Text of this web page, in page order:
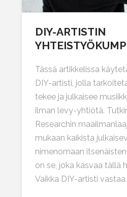
DIY-ARTISTIN
Tässä artikkelissa
DIY-artisti, jolla
tekee ja julkaisee
ilman levy-yhtiötä.
Researchin
mukaan kaikista
nimenomaan
on se, joka kasvaa tällä
Vaikka DIY-artisti vastaa